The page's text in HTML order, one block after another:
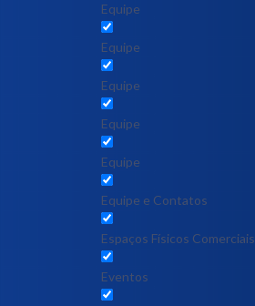
Equipe
Equipe
Equipe
Equipe
Equipe
Equipe e Contatos
Espaços Físicos Comerciais
Eventos